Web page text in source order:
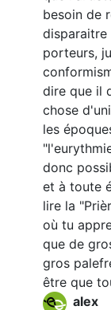
besoin de
disparaitre
porteurs,
dire que il
chose
les
donc
et à toute
lire la
où tu
que de
gros
être que
alex